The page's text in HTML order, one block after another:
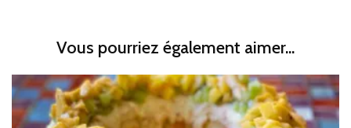
Vous pourriez également aimer...